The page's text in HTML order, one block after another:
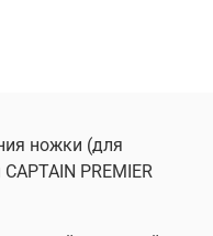
ножки (для
PREMIER